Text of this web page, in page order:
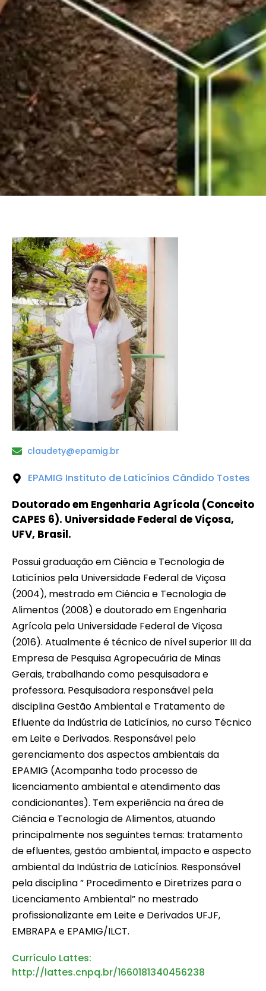
claudety@epamig.br
EPAMIG Instituto de Laticínios Cândido Tostes
Doutorado em Engenharia Agrícola (Conceito
CAPES 6). Universidade Federal de Viçosa,
UFV, Brasil.
Possui graduação em Ciência e Tecnologia de
Laticínios pela Universidade Federal de Viçosa
(2004), mestrado em Ciência e Tecnologia de
Alimentos (2008) e doutorado em Engenharia
Agrícola pela Universidade Federal de Viçosa
(2016). Atualmente é técnico de nível superior III da
Empresa de Pesquisa Agropecuária de Minas
Gerais, trabalhando como pesquisadora e
professora. Pesquisadora responsável pela
disciplina Gestão Ambiental e Tratamento de
Efluente da Indústria de Laticínios, no curso Técnico
em Leite e Derivados. Responsável pelo
gerenciamento dos aspectos ambientais da
EPAMIG (Acompanha todo processo de
licenciamento ambiental e atendimento das
condicionantes). Tem experiência na área de
Ciência e Tecnologia de Alimentos, atuando
principalmente nos seguintes temas: tratamento
de efluentes, gestão ambiental, impacto e aspecto
ambiental da Indústria de Laticínios. Responsável
pela disciplina ” Procedimento e Diretrizes para o
Licenciamento Ambiental” no mestrado
profissionalizante em Leite e Derivados UFJF,
EMBRAPA e EPAMIG/ILCT.
Currículo Lattes:
http://lattes.cnpq.br/1660181340456238